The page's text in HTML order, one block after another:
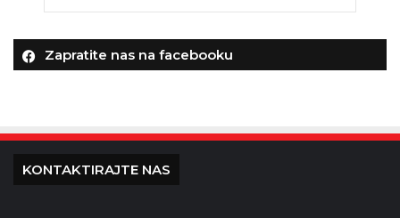
Zapratite nas na facebooku
KONTAKTIRAJTE NAS